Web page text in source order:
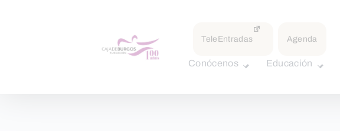
TeleEntradas Agenda
Conócenos Educación